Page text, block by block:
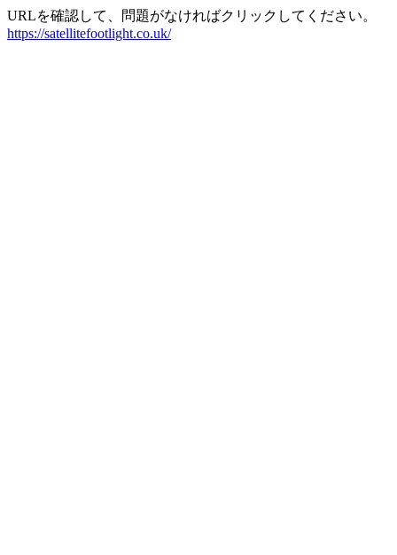
URLを確認して、問題がなければクリックしてください。
https://satellitefootlight.co.uk/